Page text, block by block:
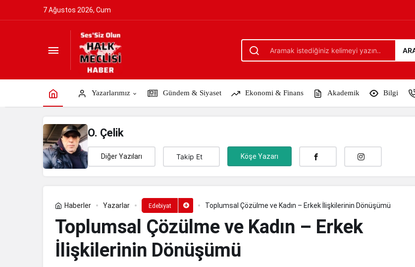
7 Ağustos 2026, Cum
Yazarlarımız Gündem & Siyaset Ekonomi & Finans Akademik Bilgi
O. Çelik
Diğer Yazıları Takip Et Köşe Yazarı
Haberler Yazarlar Edebiyat Toplumsal Çözülme ve Kadın – Erkek İlişkilerinin Dönüşümü
Toplumsal Çözülme ve Kadın – Erkek
İlişkilerinin Dönüşümü
Toplumsal Çözülme ve Kadın – Erkek İlişkilerinin Dönüşümü